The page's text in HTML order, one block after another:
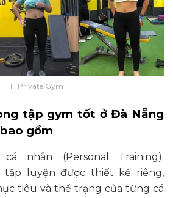
H Private Gym
tập gym tốt ở Đà Nẵng
gồm
nhân (Personal Training):
tập luyện được thiết kế riêng,
tiêu và thể trạng của từng cá